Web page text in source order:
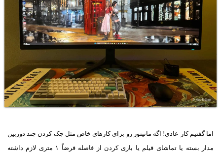
اما گفتیم کار عادی! اگه مانیتور رو برای کارهای خاص مثل چک کردن چند دوربین
مدار بسته یا تماشای فیلم یا بازی کردن از فاصله فرضاً ۱ متری لازم داشته